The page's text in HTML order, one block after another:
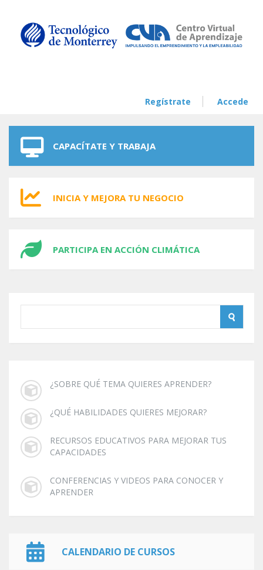
Regístrate Accede
CAPACÍTATE Y TRABAJA
INICIA Y MEJORA TU NEGOCIO
PARTICIPA EN ACCIÓN CLIMÁTICA
¿SOBRE QUÉ TEMA QUIERES APRENDER?
¿QUÉ HABILIDADES QUIERES MEJORAR?
RECURSOS EDUCATIVOS PARA MEJORAR TUS
CAPACIDADES
CONFERENCIAS Y VIDEOS PARA CONOCER Y
APRENDER
CALENDARIO DE CURSOS